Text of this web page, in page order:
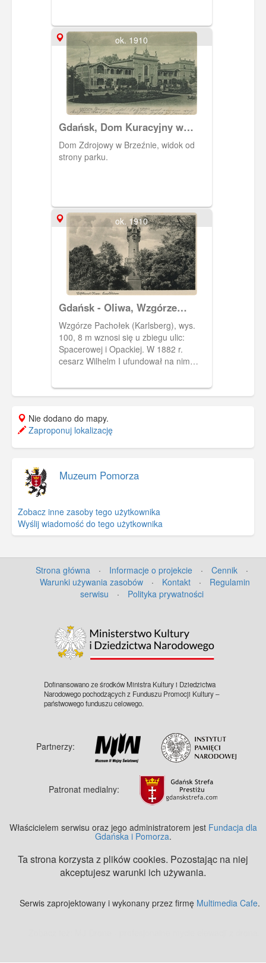
ok. 1910
Gdańsk, Dom Kuracyjny w
parku w Brzeźnie
Dom Zdrojowy w Brzeźnie, widok od
strony parku.
ok. 1910
Gdańsk - Oliwa, Wzgórze
Pachołek (Karlsberg)
Wzgórze Pachołek (Karlsberg), wys.
100, 8 m wznosi się u zbiegu ulic:
Spacerowej i Opackiej. W 1882 r.
cesarz Wilhelm I ufundował na nim
- w miejscu wcześniejszego pawilonu
widokowego. Wieża ta została
III 1945 r. W 1975 r. ustawiono w jej
miejsce wieżę z żeliwnej konstrukcji
Nie dodano do mapy.
Zaproponuj lokalizację
Muzeum Pomorza
Zobacz inne zasoby tego użytkownika
Wyślij wiadomość do tego użytkownika
Strona główna · Informacje o projekcie · Cennik
·
Warunki używania zasobów
· Kontakt ·
Regulamin
serwisu
· Polityka prywatności
Dofinansowano ze środków Ministra Kultury i Dziedzictwa
Narodowego pochodzących z Funduszu Promocji Kultury –
państwowego funduszu celowego.
Partnerzy:
Patronat medialny:
Właścicielem serwisu oraz jego administratorem jest Fundacja dla
Gdańska i Pomorza.
Ta strona korzysta z plików cookies. Pozostając na niej
akceptujesz warunki ich używania.
Serwis zaprojektowany i wykonany przez firmę Multimedia Cafe.